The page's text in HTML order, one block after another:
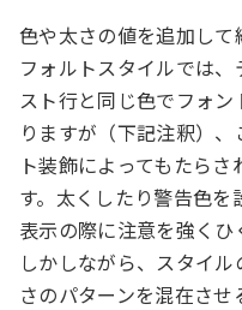
色や太さの値を追加し
フォルトスタイルでは
スト行と同じ色でフォ
りますが（下記注釈）
ト装飾によってもたら
す。太くしたり警告色
表示の際に注意を強くひ
しかしながら、スタイ
さのパターンを混在さ